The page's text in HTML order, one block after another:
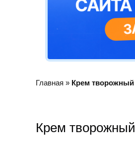
Главная » Крем творожный
Крем творожный